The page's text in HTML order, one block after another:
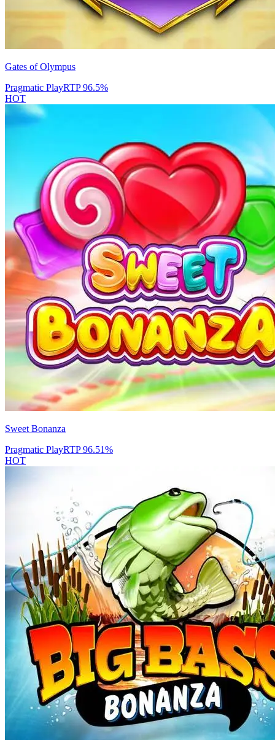
Gates of Olympus
Pragmatic PlayRTP96.5%
HOT
Sweet Bonanza
Pragmatic PlayRTP96.51%
HOT